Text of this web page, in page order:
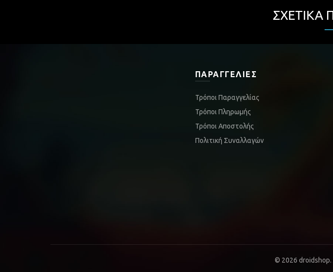
ΣΧΕΤΙΚΆ
ΠΑΡΑΓΓΕΛΊΕΣ
Τρόποι Παραγγελίας
Τρόποι Πληρωμής
Τρόποι Αποστολής
Πολιτική Συναλλαγών
© 2026 droidshop